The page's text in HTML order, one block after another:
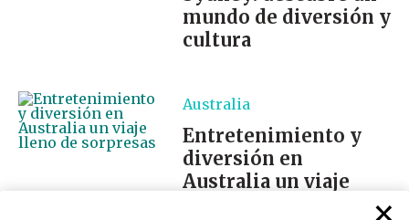
mundo de diversión y
cultura
Australia
Entretenimiento y
diversión en
Australia un viaje